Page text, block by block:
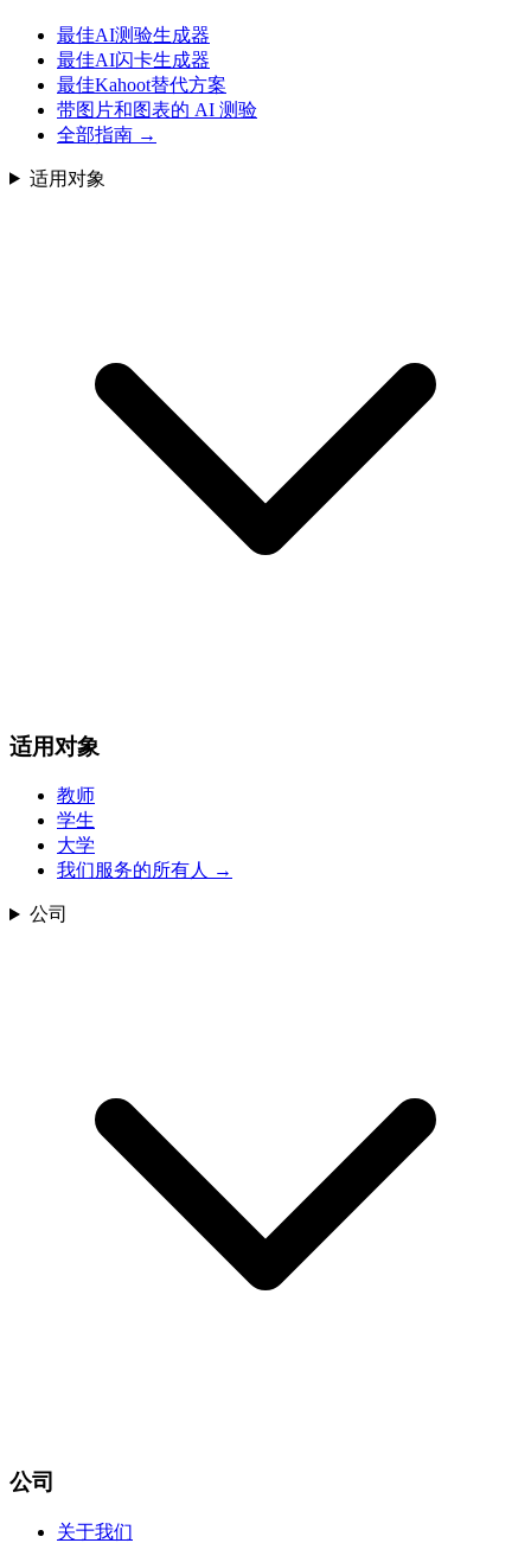
最佳AI测验生成器
最佳AI闪卡生成器
最佳Kahoot替代方案
带图片和图表的 AI 测验
全部指南 →
适用对象
适用对象
教师
学生
大学
我们服务的所有人
→
公司
公司
关于我们